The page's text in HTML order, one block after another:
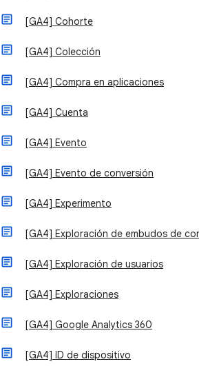
[GA4] Cohorte
[GA4] Colección
[GA4] Compra en aplicaciones
[GA4] Cuenta
[GA4] Evento
[GA4] Evento de conversión
[GA4] Experimento
[GA4] Exploración de embudos de
[GA4] Exploración de usuarios
[GA4] Exploraciones
[GA4] Google Analytics 360
[GA4] ID de dispositivo